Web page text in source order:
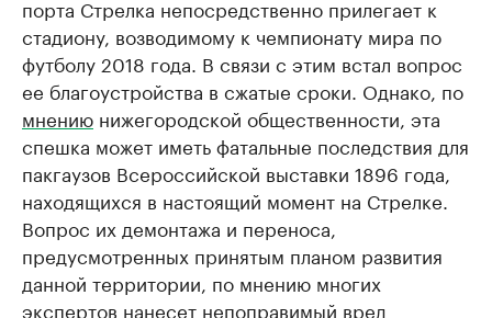
порта Стрелка непосредственно прилегает к
стадиону, возводимому к чемпионату мира по
футболу 2018 года. В связи с этим встал вопрос
ее благоустройства в сжатые сроки. Однако, по
мнению нижегородской общественности, эта
спешка может иметь фатальные последствия для
пакгаузов Всероссийской выставки 1896 года,
находящихся в настоящий момент на Стрелке.
Вопрос их демонтажа и переноса,
предусмотренных принятым планом развития
данной территории, по мнению многих
экспертов нанесет непоправимый вред